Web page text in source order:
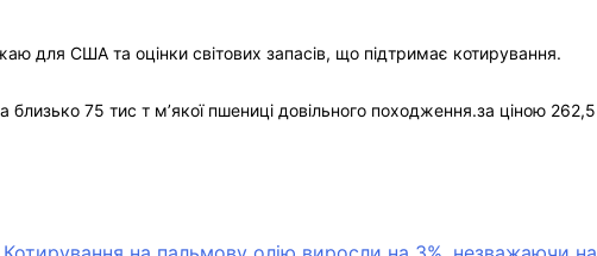
для США та оцінки світових запасів, що підтримає котирування.
75 тис т м’якої пшениці довільного походження.за ціною 262,5